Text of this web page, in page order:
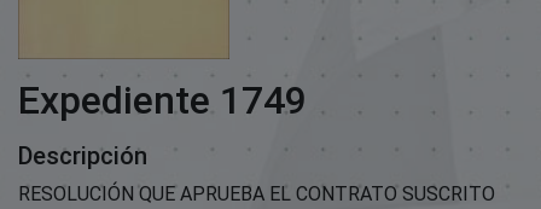
Expediente 1749
Descripción
RESOLUCIÓN QUE APRUEBA EL CONTRATO SUSCRITO